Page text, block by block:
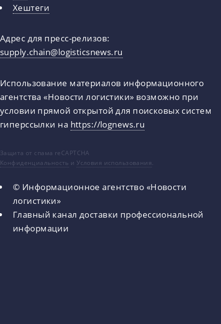
Хештеги
Адрес для пресс-релизов:
supply.chain@logisticsnews.ru
Использование материалов информационного
агентства «Новости логистики» возможно при
условии прямой открытой для поисковых систем
гиперссылки на https://lognews.ru
Защита от спама reCAPTCHA
Конфиденциальность иУсловия использования.
© Информационное агентство «Новости
логистики»
Главный канал доставки профессиональной
информации